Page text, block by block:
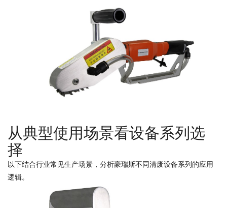
从典型使用场景看设备系列选
择
以下结合行业常见生产场景，分析豪瑞斯不同清废设备系列的应用
逻辑。